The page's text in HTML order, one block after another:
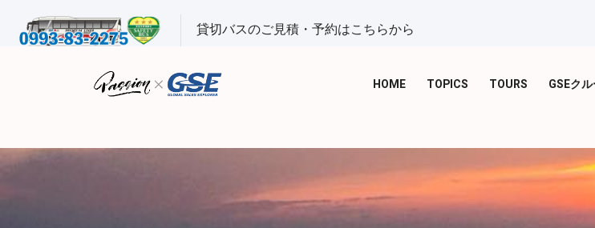
貸切バスのご見積・予約はこちらから
HOME TOPICS TOURS GSEク